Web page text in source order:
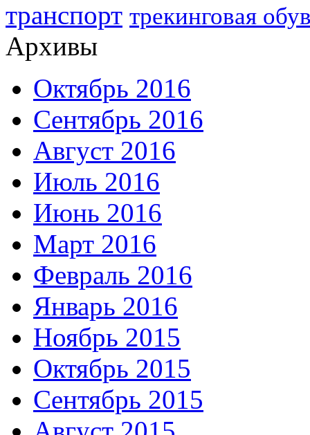
транспорт трекинговая
Архивы
Октябрь 2016
Сентябрь 2016
Август 2016
Июль 2016
Июнь 2016
Март 2016
Февраль 2016
Январь 2016
Ноябрь 2015
Октябрь 2015
Сентябрь 2015